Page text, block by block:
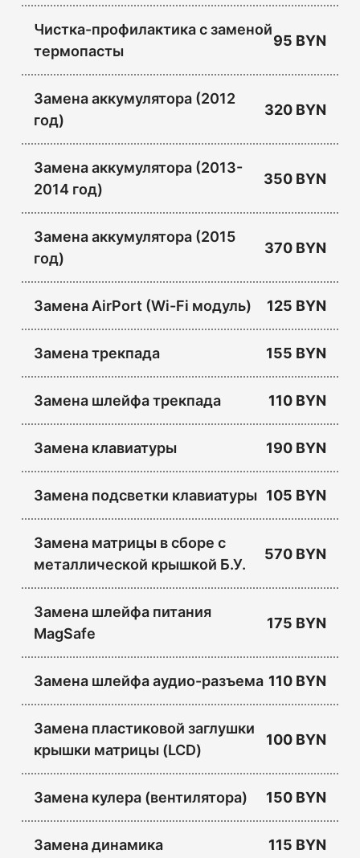
Чистка-профилактика с заменой
термопасты
95 BYN
Замена аккумулятора (2012
год)
320 BYN
Замена аккумулятора (2013-
2014 год)
350 BYN
Замена аккумулятора (2015
год)
370 BYN
Замена AirPort (Wi-Fi модуль) 125 BYN
Замена трекпада 155 BYN
Замена шлейфа трекпада 110 BYN
Замена клавиатуры 190 BYN
Замена подсветки клавиатуры 105 BYN
Замена матрицы в сборе с
металлической крышкой Б.У.
570 BYN
Замена шлейфа питания
MagSafe
175 BYN
Замена шлейфа аудио-разъема 110 BYN
Замена пластиковой заглушки
крышки матрицы (LCD)
100 BYN
Замена кулера (вентилятора) 150 BYN
Замена динамика 115 BYN